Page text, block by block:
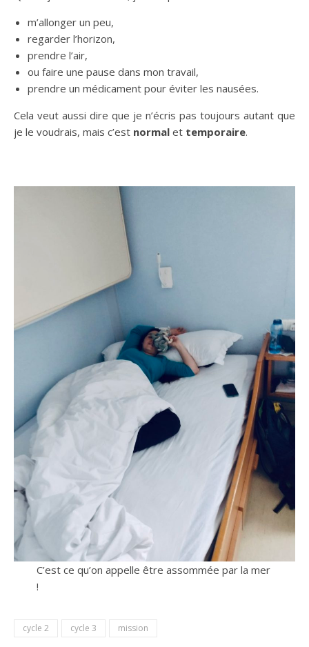
m’allonger un peu,
regarder l’horizon,
prendre l’air,
ou faire une pause dans mon travail,
prendre un médicament pour éviter les nausées.
Cela veut aussi dire que je n’écris pas toujours autant que
je le voudrais, mais c’est normal et temporaire.
C’est ce qu’on appelle être assommée par la mer
!
cycle 2 cycle 3 mission